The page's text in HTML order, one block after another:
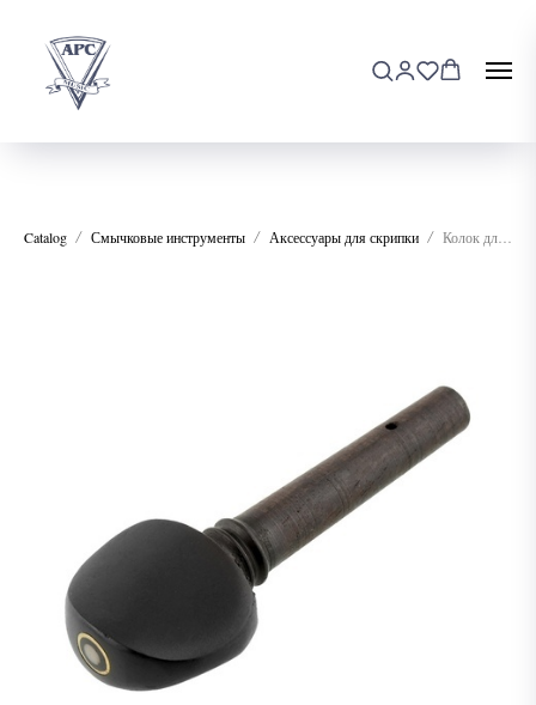
Catalog Смычковые инструменты Аксессуары для скрипки